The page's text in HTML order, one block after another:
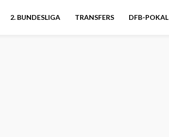
2. BUNDESLIGA TRANSFERS DFB-POKAL